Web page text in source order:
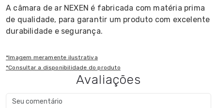
A câmara de ar NEXEN é fabricada com matéria prima
de qualidade, para garantir um produto com excelente
durabilidade e segurança.
*Imagem meramente ilustrativa
*Consultar a disponibilidade do produto
Avaliações